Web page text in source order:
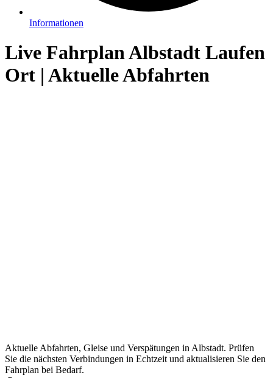
Informationen
Live Fahrplan Albstadt Laufen
Ort | Aktuelle Abfahrten
Aktuelle Abfahrten, Gleise und Verspätungen in Albstadt. Prüfen
Sie die nächsten Verbindungen in Echtzeit und aktualisieren Sie den
Fahrplan bei Bedarf.